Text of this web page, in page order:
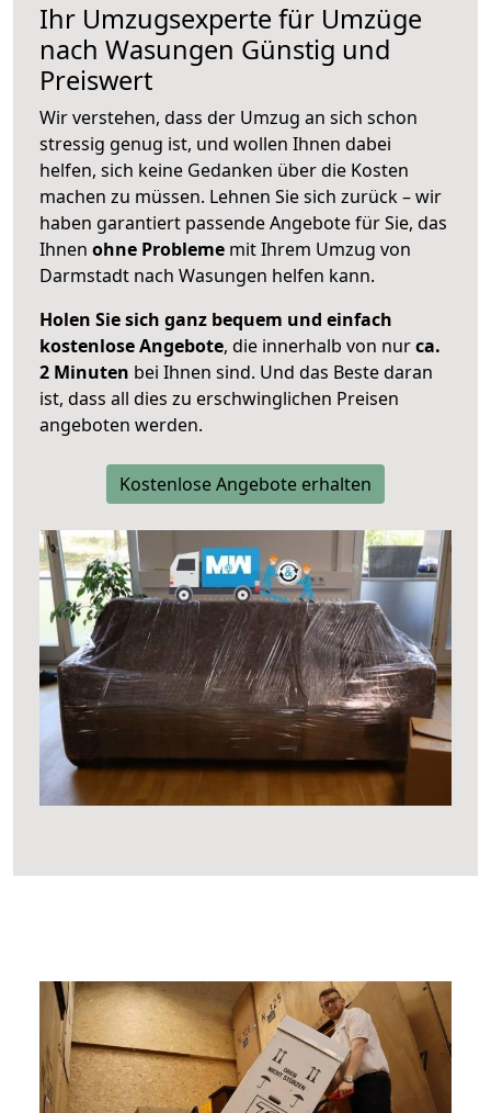
Ihr Umzugsexperte für Umzüge
nach Wasungen Günstig und
Preiswert
Wir verstehen, dass der Umzug an sich schon
stressig genug ist, und wollen Ihnen dabei
helfen, sich keine Gedanken über die Kosten
machen zu müssen. Lehnen Sie sich zurück – wir
haben garantiert passende Angebote für Sie, das
Ihnen ohne Probleme mit Ihrem Umzug von
Darmstadt nach Wasungen helfen kann.
Holen Sie sich ganz bequem und einfach
kostenlose Angebote, die innerhalb von nurca.
2 Minuten bei Ihnen sind. Und das Beste daran
ist, dass all dies zu erschwinglichen Preisen
angeboten werden.
Kostenlose Angebote erhalten